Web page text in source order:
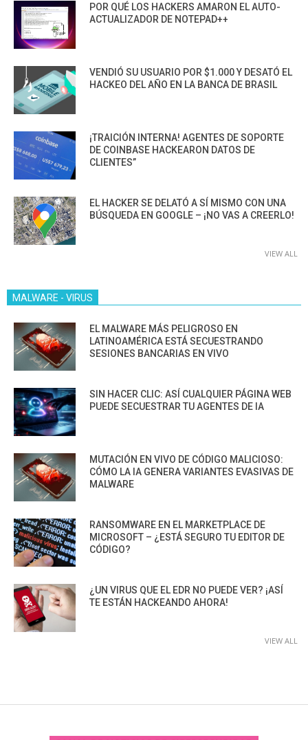
POR QUÉ LOS HACKERS AMARON EL AUTO-
ACTUALIZADOR DE NOTEPAD++
VENDIÓ SU USUARIO POR $1.000 Y DESATÓ EL
HACKEO DEL AÑO EN LA BANCA DE BRASIL
¡TRAICIÓN INTERNA! AGENTES DE SOPORTE
DE COINBASE HACKEARON DATOS DE
CLIENTES”
EL HACKER SE DELATÓ A SÍ MISMO CON UNA
BÚSQUEDA EN GOOGLE – ¡NO VAS A CREERLO!
VIEW ALL
MALWARE - VIRUS
EL MALWARE MÁS PELIGROSO EN
LATINOAMÉRICA ESTÁ SECUESTRANDO
SESIONES BANCARIAS EN VIVO
SIN HACER CLIC: ASÍ CUALQUIER PÁGINA WEB
PUEDE SECUESTRAR TU AGENTES DE IA
MUTACIÓN EN VIVO DE CÓDIGO MALICIOSO:
CÓMO LA IA GENERA VARIANTES EVASIVAS DE
MALWARE
RANSOMWARE EN EL MARKETPLACE DE
MICROSOFT – ¿ESTÁ SEGURO TU EDITOR DE
CÓDIGO?
¿UN VIRUS QUE EL EDR NO PUEDE VER? ¡ASÍ
TE ESTÁN HACKEANDO AHORA!
VIEW ALL